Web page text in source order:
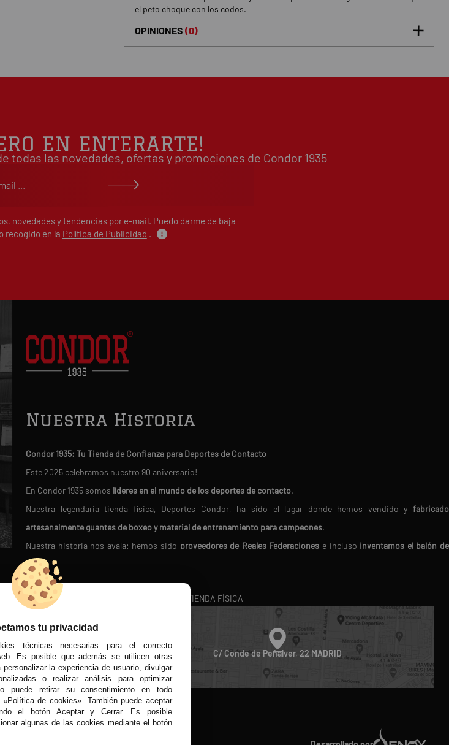
el peto choque con los codos.
OPINIONES (0)
5 estrellas
0%
Escribe tu opinión sobre este artículo
EN ENTERARTE!
las novedades, ofertas y promociones de Condor 1935
novedades y tendencias por e-mail. Puedo darme de baja
recogido en la Política de Publicidad
Nuestra Historia
Condor 1935: Tu Tienda de Confianza para Deportes de Contacto
Este 2025 celebramos nuestro 90 aniversario!
En Condor 1935 somos líderes en el mundo de los deportes de contacto.
Nuestra legendaria tienda física, Deportes Condor, ha sido el lugar donde hemos vendido y fabricado
artesanalmente guantes de boxeo y material de entrenamiento para campeones.
Nuestra historia nos avala: hemos sido proveedores de Reales Federaciones e incluso inventamos el balón de
fútbol moderno en 1950
Miles de clientes satisfechos confían en nosotros porque
En Condor 1935,
. Te ofrecemos
PAGO
VISITA NUESTRA TIENDA FÍSICA
C/ Conde de Peñalver, 22 MADRID
tu privacidad
técnicas necesarias para el correcto
Es posible que además se utilicen otras
la experiencia de usuario, divulgar
o realizar análisis para optimizar
puede retirar su consentimiento en todo
de cookies». También puede aceptar
el botón Aceptar y Cerrar. Es posible
algunas de las cookies mediante el botón